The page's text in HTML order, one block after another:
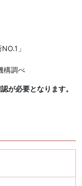
」
構調べ
が必要となります。